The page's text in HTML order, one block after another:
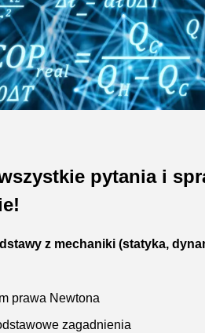
pytania i
z mechaniki (statyka,
prawa Newtona
zagadnienia